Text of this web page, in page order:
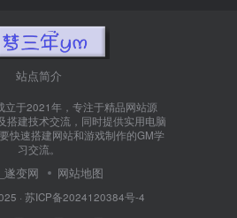
站点简介
立于2021年，专注于精品网站源
搭建技术交流，同时提供实用电脑
快速搭建网站和游戏制作的GM学
习交流。
遂变网 网站地图
· 苏ICP备2024120384号-4